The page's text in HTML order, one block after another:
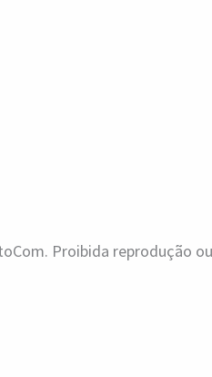
Proibida reprodução